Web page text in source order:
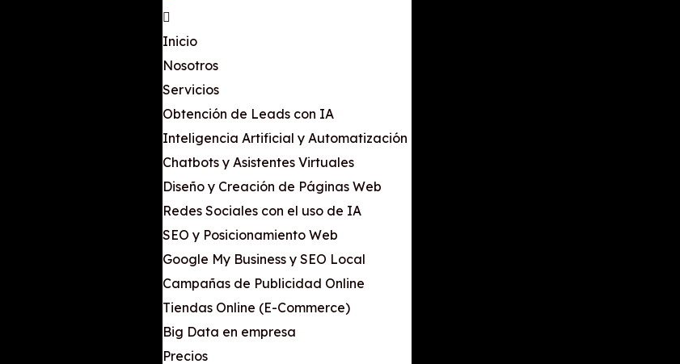
Inicio
Nosotros
Servicios
Obtención de Leads con IA
Inteligencia Artificial y Automatización
Chatbots y Asistentes Virtuales
Diseño y Creación de Páginas Web
Redes Sociales con el uso de IA
SEO y Posicionamiento Web
Google My Business y SEO Local
Campañas de Publicidad Online
Tiendas Online (E-Commerce)
Big Data en empresa
Precios